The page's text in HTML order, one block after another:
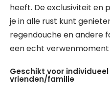
heeft. De exclusiviteit en
je in alle rust kunt
regendouche en andere
een echt
Geschikt voor
vrienden/familie